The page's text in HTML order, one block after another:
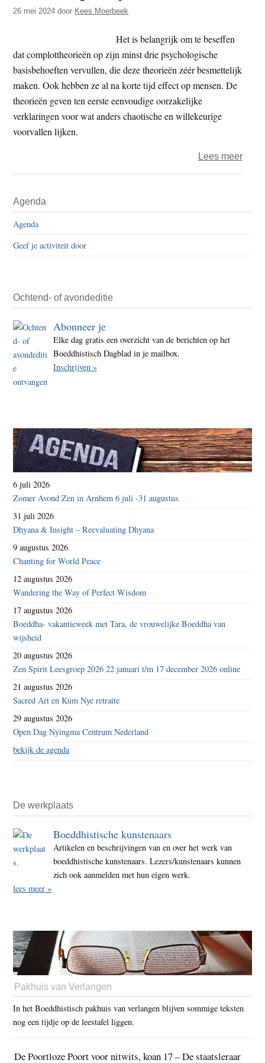
t
e
t
e
26 mei 2024 door Kees Moerbeek
Het is belangrijk om te beseffen
dat complottheorieën op zijn minst drie psychologische
basisbehoeften vervullen, die deze theorieën zéér besmettelijk
maken. Ook hebben ze al na korte tijd effect op mensen. De
theorieën geven ten eerste eenvoudige oorzakelijke
verklaringen voor wat anders chaotische en willekeurige
voorvallen lijken.
Lees meerover
Sidebar
Agenda
Agenda
Geef je activiteit door
Ochtend- of avondeditie
Abonneer je
Elke dag gratis een overzicht van de berichten op het
Boeddhistisch Dagblad in je mailbox.
Inschrijven »
6 juli 2026
Zomer Avond Zen in Arnhem 6 juli -31 augustus
31 juli 2026
Dhyana & Insight – Reevaluating Dhyana
9 augustus 2026
Chanting for World Peace
12 augustus 2026
Wandering the Way of Perfect Wisdom
17 augustus 2026
Boeddha- vakantieweek met Tara, de vrouwelijke Boeddha van
wijsheid
20 augustus 2026
Zen Spirit Leesgroep 2026 22 januari t/m 17 december 2026 online
21 augustus 2026
Sacred Art en Kum Nye retraite
29 augustus 2026
Open Dag Nyingma Centrum Nederland
bekijk de agenda
De werkplaats
Boeddhistische kunstenaars
Artikelen en beschrijvingen van en over het werk van
boeddhistische kunstenaars. Lezers/kunstenaars kunnen
zich ook aanmelden met hun eigen werk.
lees meer »
Pakhuis van Verlangen
In het Boeddhistisch pakhuis van verlangen blijven sommige teksten
nog een tijdje op de leestafel liggen.
De Poortloze Poort voor nitwits, koan 17 – De staatsleraar